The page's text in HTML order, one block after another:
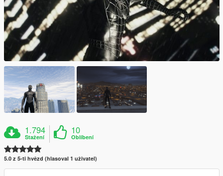
1.794
Stažení
10
Oblíbení
5.0 z 5-ti hvězd (hlasoval 1 uživatel)